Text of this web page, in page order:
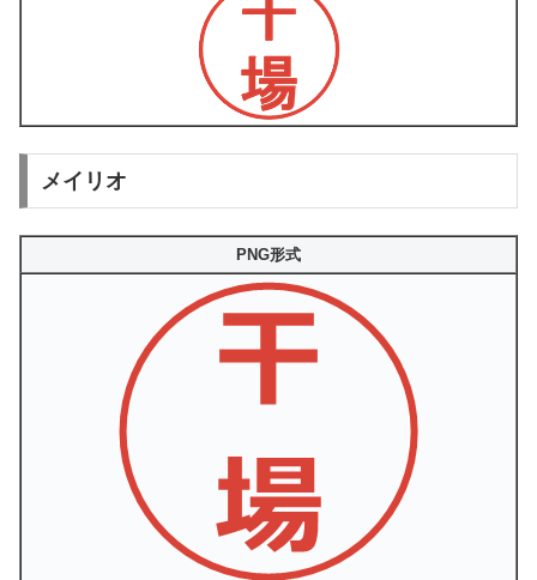
メイリオ
PNG形式